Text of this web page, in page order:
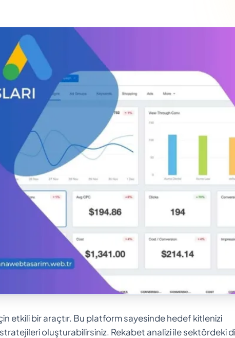
etkili bir araçtır. Bu platform sayesinde hedef kitlenizi
oluşturabilirsiniz. Rekabet analizi ile sektördeki